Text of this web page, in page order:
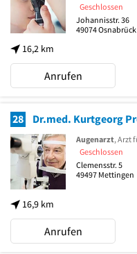
16,2 km
Geschlossen
Johannisstr. 36
49074Osnabrück
Anrufen
28
16,9 km
Augenarzt, Arzt
Geschlossen
Clemensstr. 5
49497 Mettingen
Anrufen